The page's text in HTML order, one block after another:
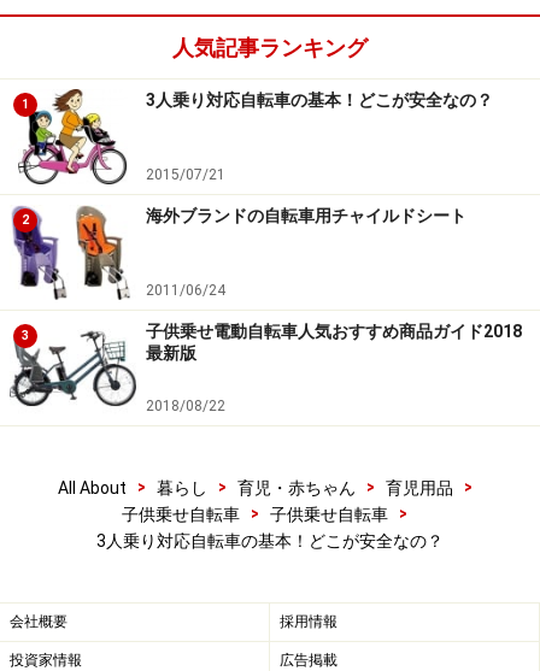
■走行中にハンドル操作に影響が出るような振動が発生
しないこと
発進時、走行時、押し歩き時および停止時の操縦性、操
作性および安定性が確保されていること
ひと漕ぎあたりの距離や操舵性、車両そのものの重心設
計などについて定められています。具体的には、ふらつ
きがちな走り出しを軽めのギヤで漕ぎ出せるよう、１回
転あたり4.3m以下の軽いギヤ比の設定が定められていま
す。ただし、電動アシスト自転車はその限りではありま
せん。
また、後部座席を取り付けた場合に子供の重心が後ろに
いき過ぎないよう、設計がなされています。
そのほかには
転倒時の安全性に配慮されていること
することが望ましい
同乗幼児のヘルメット着用、適切な運転のために必
人気記事ランキング
1 3人乗り対応自転車の基本！どこが安全なの？
2015/07/21
2 海外ブランドの自転車用チャイルドシート
2011/06/24
3
子供乗せ電動自転車人気おすすめ商品ガイド2018
最新版
2018/08/22
All About > 暮らし > 育児・赤ちゃん > 育児用品
>
子供乗せ自転車
> 子供乗せ自転車
>
3人乗り対応自転車の基本！どこが安全なの？
会社概要 採用情報
投資家情報 広告掲載